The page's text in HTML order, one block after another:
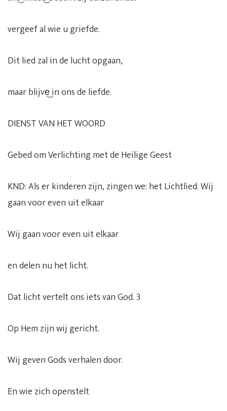
vergeef al wie u griefde.
Dit lied zal in de lucht opgaan,
maar blijve͜ in ons de liefde.
DIENST VAN HET WOORD
Gebed om Verlichting met de Heilige Geest
KND: Als er kinderen zijn, zingen we: het Lichtlied. Wij
gaan voor even uit elkaar
Wij gaan voor even uit elkaar
en delen nu het licht.
Dat licht vertelt ons iets van God. 3
Op Hem zijn wij gericht.
Wij geven Gods verhalen door.
En wie zich openstelt